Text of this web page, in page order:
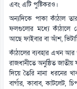
এবং এটি পুষ্টিকরও।
অন্যদিকে পাকা কাঁঠাল
ফলগুলোর মধ্যে কাঁঠালে
আছে ফাইবার বা আঁশ,
কাঁঠালের ব্যবহার এখন
রাজধানীতে অনুষ্ঠিত
দিয়ে তৈরি নানা ধরনের
বার্গার, কাবাব, কাটলেট,